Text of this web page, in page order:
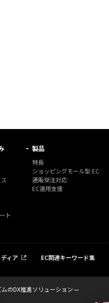
ト
製品
特長
ショッピングモール型 EC
通販受注対応
EC運用支援
ィア EC関連キーワード集
のDX推進ソリューション